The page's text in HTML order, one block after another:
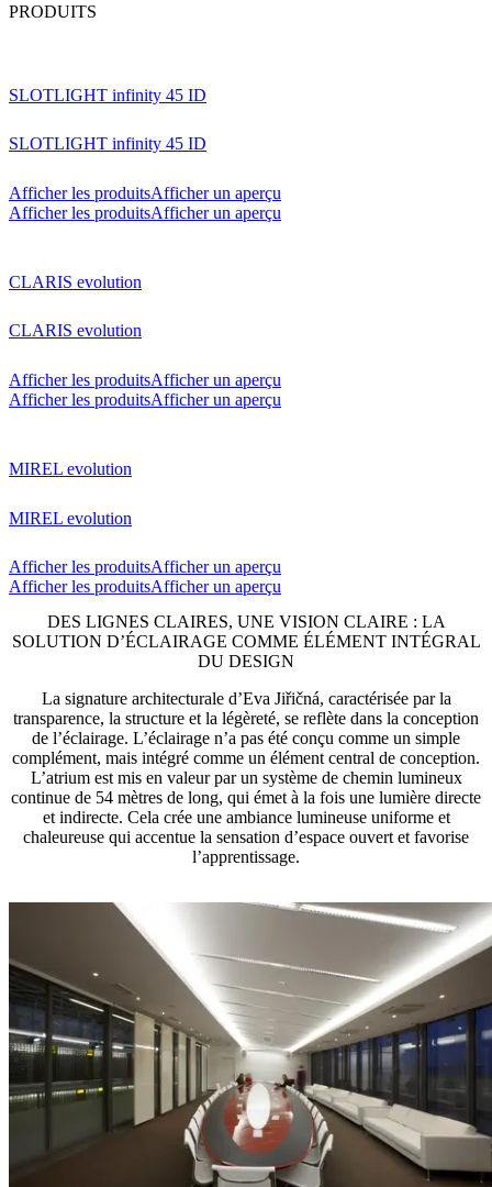
PRODUITS
SLOTLIGHT infinity 45 ID
SLOTLIGHT infinity 45 ID
Afficher les produitsAfficher un aperçu
Afficher les produitsAfficher un aperçu
CLARIS evolution
CLARIS evolution
Afficher les produitsAfficher un aperçu
Afficher les produitsAfficher un aperçu
MIREL evolution
MIREL evolution
Afficher les produitsAfficher un aperçu
Afficher les produitsAfficher un aperçu
DES LIGNES CLAIRES, UNE VISION CLAIRE : LA
SOLUTION D’ÉCLAIRAGE COMME ÉLÉMENT INTÉGRAL
DU DESIGN
La signature architecturale d’Eva Jiřičná, caractérisée par la
transparence, la structure et la légèreté, se reflète dans la conception
de l’éclairage. L’éclairage n’a pas été conçu comme un simple
complément, mais intégré comme un élément central de conception.
L’atrium est mis en valeur par un système de chemin lumineux
continue de 54 mètres de long, qui émet à la fois une lumière directe
et indirecte. Cela crée une ambiance lumineuse uniforme et
chaleureuse qui accentue la sensation d’espace ouvert et favorise
l’apprentissage.